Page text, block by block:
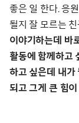
좋은 일 한다. 응
될지 잘 모르는
이야기하는데 바
활동에 함께하고
하고 싶은데 내가
되고 그게 큰 힘